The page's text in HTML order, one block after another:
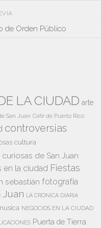
de Orden Público
LA CIUDAD arte
San Juan Café de Puerto Rico
controversias
cultura
de San Juan
en la ciudad Fiestas
sebastián fotografía
LA CRONICA DIARIA
NEGOCIOS EN LA CIUDAD
Puerta de Tierra